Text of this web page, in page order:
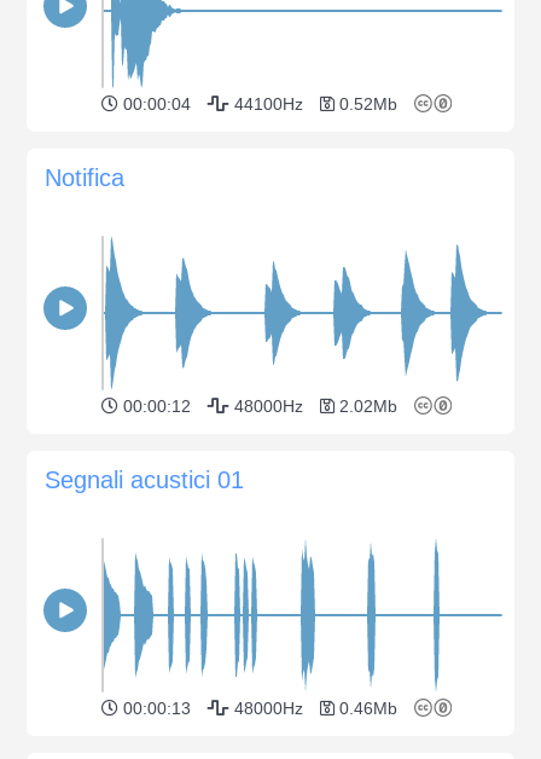
00:00:04 44100Hz 0.52Mb
Notifica
00:00:12 48000Hz 2.02Mb
Segnali acustici 01
00:00:13 48000Hz 0.46Mb